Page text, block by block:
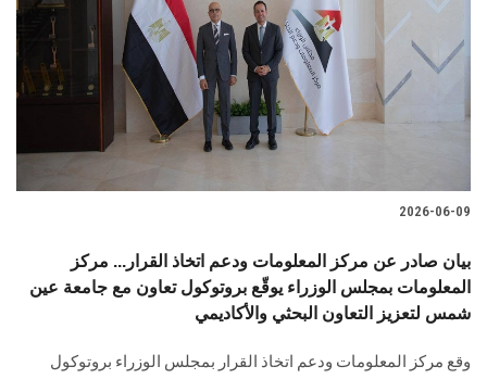
2026-06-09
بيان صادر عن مركز المعلومات ودعم اتخاذ القرار... مركز
المعلومات بمجلس الوزراء يوقّع بروتوكول تعاون مع جامعة عين
شمس لتعزيز التعاون البحثي والأكاديمي
وقع مركز المعلومات ودعم اتخاذ القرار بمجلس الوزراء بروتوكول